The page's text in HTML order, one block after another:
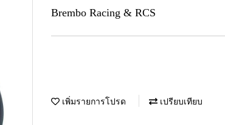
Brembo Racing & RCS
เพิ่มรายการโปรด เปรียบเทียบ